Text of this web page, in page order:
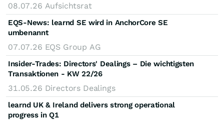
08.07.26 Aufsichtsrat
EQS-News: learnd SE wird in AnchorCore SE
umbenannt
07.07.26 EQS Group AG
Insider-Trades: Directors' Dealings – Die wichtigsten
Transaktionen - KW 22/26
31.05.26 Directors Dealings
learnd UK & Ireland delivers strong operational
progress in Q1